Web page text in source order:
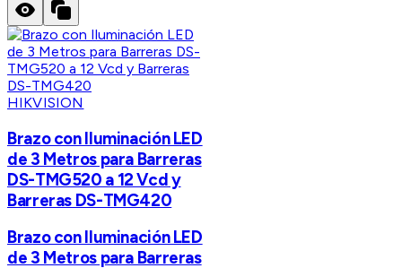
HIKVISION
Brazo con Iluminación LED
de 3 Metros para Barreras
DS-TMG520 a 12 Vcd y
Barreras DS-TMG420
Brazo con Iluminación LED
de 3 Metros para Barreras